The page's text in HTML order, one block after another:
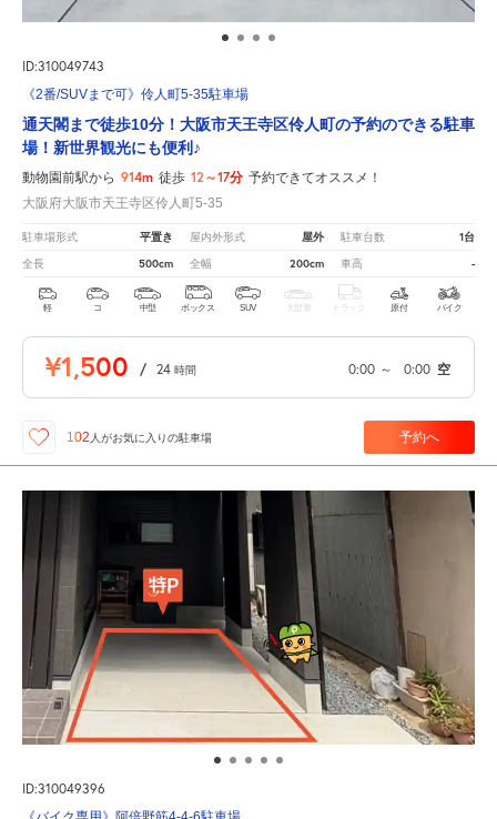
ID:310049743
《2番/SUVまで可》伶人町5-35駐車場
通天閣まで徒歩10分！大阪市天王寺区伶人町の予約のできる駐車
場！新世界観光にも便利♪
動物園前駅から 914m 徒歩 12～17分 予約できてオススメ！
大阪府大阪市天王寺区伶人町5-35
駐車場形式 平置き 屋内外形式 屋外 駐車台数 1台
全長 500cm 全幅 200cm 車高 -
軽 コ 中型 ボックス SUV 大型車 トラック 原付 バイク
¥1,500 / 24 時間 0:00 ～ 0:00 空
102 人がお気に入りの駐車場 予約へ
ID:310049396